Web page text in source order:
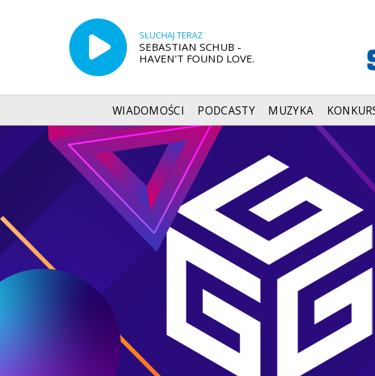
SŁUCHAJ TERAZ
SEBASTIAN SCHUB -
HAVEN'T FOUND LOVE.
WIADOMOŚCI PODCASTY MUZYKA